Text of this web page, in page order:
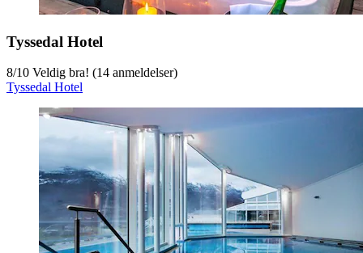
Tyssedal Hotel
8/10 Veldig bra! (14 anmeldelser)
Tyssedal Hotel